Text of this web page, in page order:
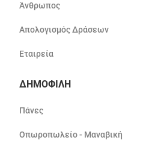
Άνθρωπος
Απολογισμός Δράσεων
Εταιρεία
ΔΗΜΟΦΙΛΗ
Πάνες
Οπωροπωλείο - Μαναβική